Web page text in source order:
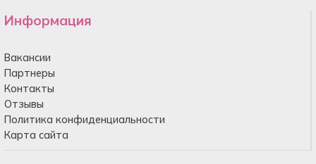
Информация
Вакансии
Партнеры
Контакты
Отзывы
Политика конфиденциальности
Карта сайта